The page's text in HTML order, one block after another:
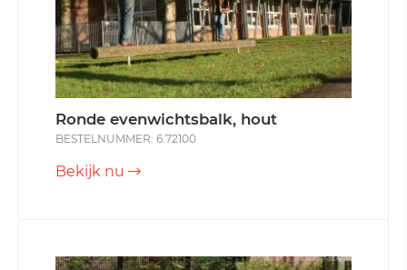
Ronde evenwichtsbalk, hout
BESTELNUMMER: 6.72100
Bekijk nu